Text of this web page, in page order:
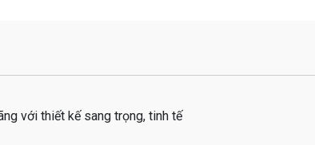
với thiết kế sang trọng, tinh tế